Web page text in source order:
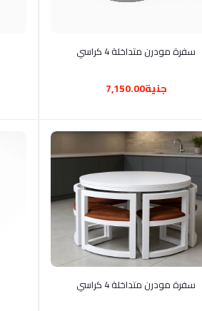
أضف إلى السلة
سفرة مودرن متداخلة 4 كراسي
جنية7,150.00
أضف إلى السلة
سفرة مودرن متداخلة 4 كراسي